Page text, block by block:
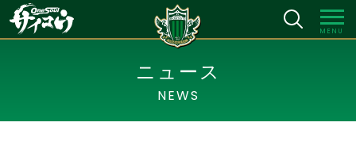
MENU
ニュース
NEWS